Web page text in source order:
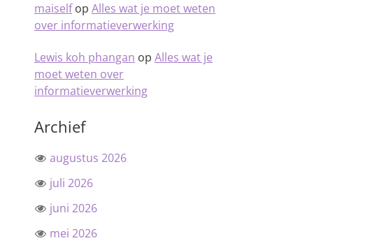
maiselfop Alles wat je moet weten
over informatieverwerking
Lewis koh phangan op Alles wat je
moet weten over
informatieverwerking
Archief
augustus 2026
juli 2026
juni 2026
mei 2026